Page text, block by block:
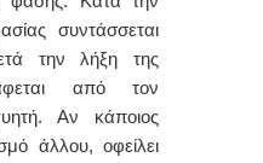
συντάσσεται
την λήξη της
από τον
Αν κάποιος
άλλου, οφείλει